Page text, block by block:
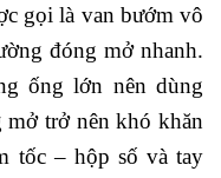
gọi là van bướm vô
đóng mở nhanh.
ống lớn nên dùng
trở nên khó khăn
tốc – hộp số và tay